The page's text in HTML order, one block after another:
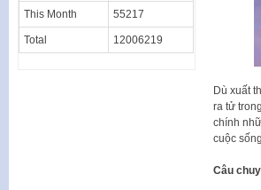
Dù xuất
ra tử
chính
cuộc
Câu
This Month 55217
Total 12006219